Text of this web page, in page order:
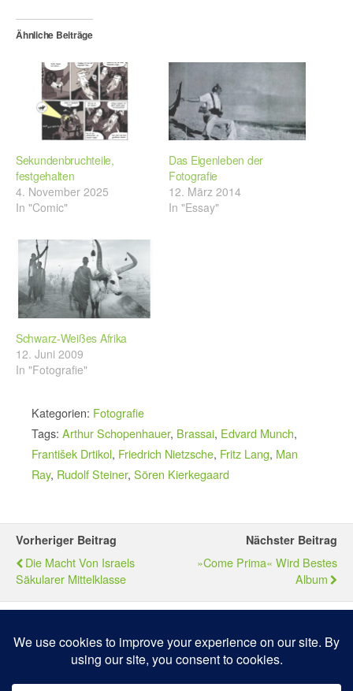
Ähnliche Beiträge
Sekundenbruchteile,
festgehalten
4. November 2025
In "Comic"
Das Eigenleben der
Fotografie
12. März 2014
In "Essay"
Schwarz-Weißes Afrika
12. Juni 2009
In "Fotografie"
Kategorien: Fotografie
Tags: Arthur Schopenhauer, Brassai, Edvard Munch,
František Drtikol, Friedrich Nietzsche, Fritz Lang, Man
Ray, Rudolf Steiner, Sören Kierkegaard
Vorheriger Beitrag
Die Macht Von Israels
Säkularer Mittelklasse
Nächster Beitrag
»Come Prima« Wird Bestes
Album
Zum Seitenanfang
Mobil Desktop